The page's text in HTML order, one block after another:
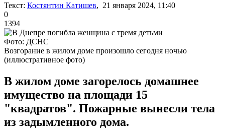
Текст: Костянтин Катишев, 21 января 2024, 11:40
0
1394
Фото: ДСНС
Возгорание в жилом доме произошло сегодня ночью
(иллюстративное фото)
В жилом доме загорелось домашнее
имущество на площади 15
"квадратов". Пожарные вынесли тела
из задымленного дома.